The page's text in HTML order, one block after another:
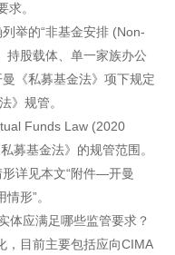
求。
举的“非基金安排 (Non-
持股载体、单一家族办公
《私募基金法》项下规定
》规管。
Funds Law (2020
募基金法》的规管范围。
详见本文“附件—开曼
形”。
体应满足哪些监管要求？
，目前主要包括应向CIMA